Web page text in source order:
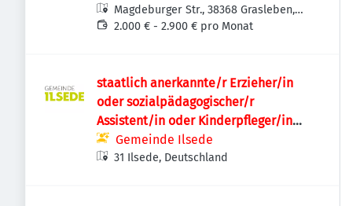
Land
Magdeburger Str., 38368 Grasleben,
Deutschland
2.000 € - 2.900 € pro Monat
staatlich anerkannte/r Erzieher/in
oder sozialpädagogischer/r
Assistent/in oder Kinderpfleger/in
(m/w/d)
Gemeinde Ilsede
31 Ilsede, Deutschland